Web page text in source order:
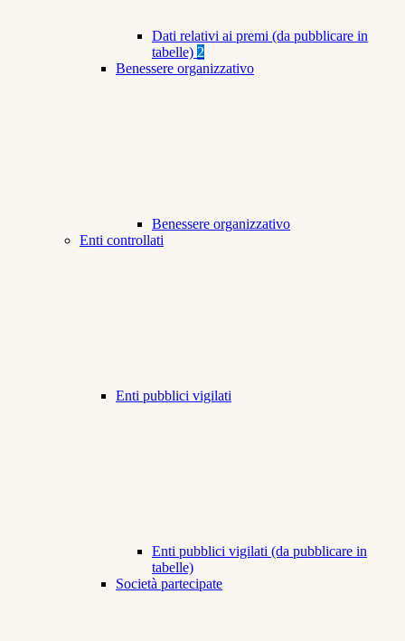
Dati relativi ai premi (da pubblicare in
tabelle) 2
Benessere organizzativo
Benessere organizzativo
Enti controllati
Enti pubblici vigilati
Enti pubblici vigilati (da pubblicare in
tabelle)
Società partecipate